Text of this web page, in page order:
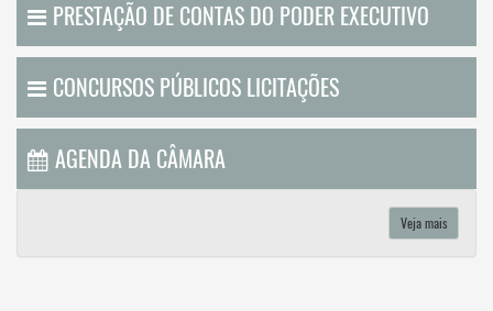
PRESTAÇÃO DE CONTAS DO PODER EXECUTIVO
CONCURSOS PÚBLICOS LICITAÇÕES
AGENDA DA CÂMARA
Veja mais